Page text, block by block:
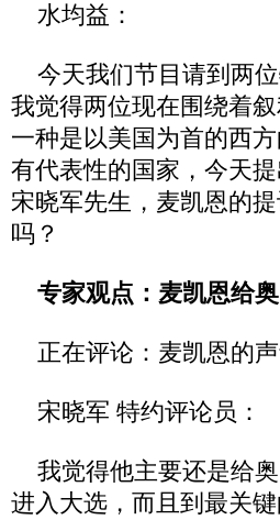
水均益：
今天我们节目请到两
我觉得两位现在围绕着
一种是以美国为首的西
有代表性的国家，今天
宋晓军先生，麦凯恩的
吗？
专家观点：麦凯恩给
正在评论：麦凯恩的声
宋晓军 特约评论员：
我觉得他主要还是给
进入大选，而且到最关